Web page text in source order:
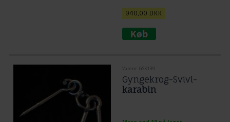
940,00 DKK
Varenr. GSK139
Gyngekrog-Svivl-
karabin